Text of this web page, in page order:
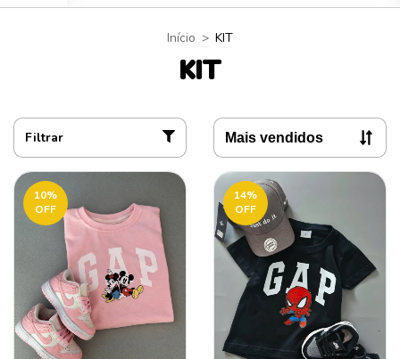
Início > KIT
KIT
Filtrar
10%
OFF
14%
OFF